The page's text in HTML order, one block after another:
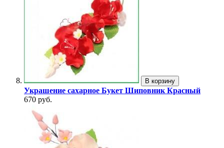
В корзину
Украшение сахарное Букет Шиповник Красный
670 руб.